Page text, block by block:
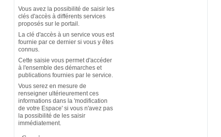
Vous avez la possibilité de saisir les
clés d'accès à différents services
proposés sur le portail.
La clé d'accès à un service vous est
fournie par ce dernier si vous y êtes
connus.
Cette saisie vous permet d'accéder
à l'ensemble des démarches et
publications fournies par le service.
Vous serez en mesure de
renseigner ultérieurement ces
informations dans la 'modification
de votre Espace' si vous n'avez pas
la possibilité de les saisir
immédiatement.